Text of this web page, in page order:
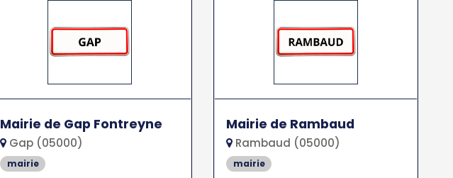
Mairie de Gap Fontreyne
Gap (05000)
mairie
Mairie de Rambaud
Rambaud (05000)
mairie